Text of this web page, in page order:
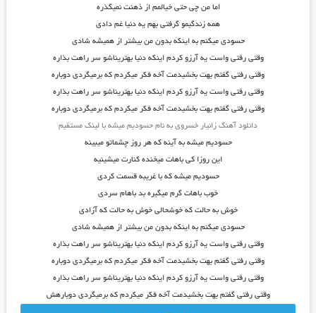
اما من چی حتی خیالمم از ذهنت نمیگذره
همه زندگیمو گرفتی بهم یه دنیا غم دادی
حسودی میکنم به اینکه بدون من بیشتر از همیشه شادی
وقتی رفتی واست یه آرزو کردم اینکه دنیا بهتریناشو سر راهت بذاره
وقتی رفتی گفتم بهت بخشیدمت آخه فکر میکردم که برمیگردی دوباره
وقتی رفتی واست یه آرزو کردم اینکه دنیا بهتریناشو سر راهت بذاره
وقتی رفتی گفتم بهت بخشیدمت آخه فکر میکردم که برمیگردی دوباره
دانلود آهنگ زانیار خسروی به نام حسودیم میشه با لینک مستقیم
حسودیم میشه به آینه که هر روز چشماتو میبینه
این روزا کی باهات میخنده کنارت میشینیه
حسودیم میشه که با غریبه قسمت کردی
خوب باهات گرم میگیره بد باهام سردی
خوش به حالت که خوشحالی خوش به حالت که آزادی
حسودی میکنم به اینکه بدون من بیشتر از همیشه شادی
وقتی رفتی واست یه آرزو کردم اینکه دنیا بهتریناشو سر راهت بذاره
وقتی رفتی گفتم بهت بخشیدمت آخه فکر میکردم که برمیگردی دوباره
وقتی رفتی واست یه آرزو کردم اینکه دنیا بهتریناشو سر راهت بذاره
وقتی رفتی گفتم بهت بخشیدمت آخه فکر میکردم که برمیگردی دوبارهش